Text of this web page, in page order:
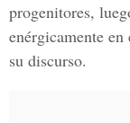
progenitores,
enérgicamente
su discurso.